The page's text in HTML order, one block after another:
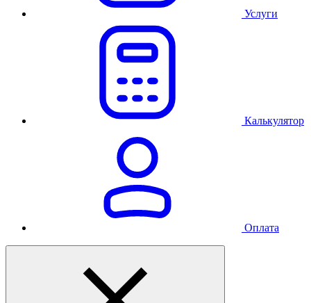
Услуги
Калькулятор
Оплата